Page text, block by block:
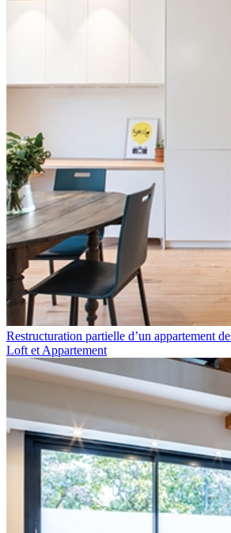
Restructuration partielle d’un appartement
Loft et Appartement